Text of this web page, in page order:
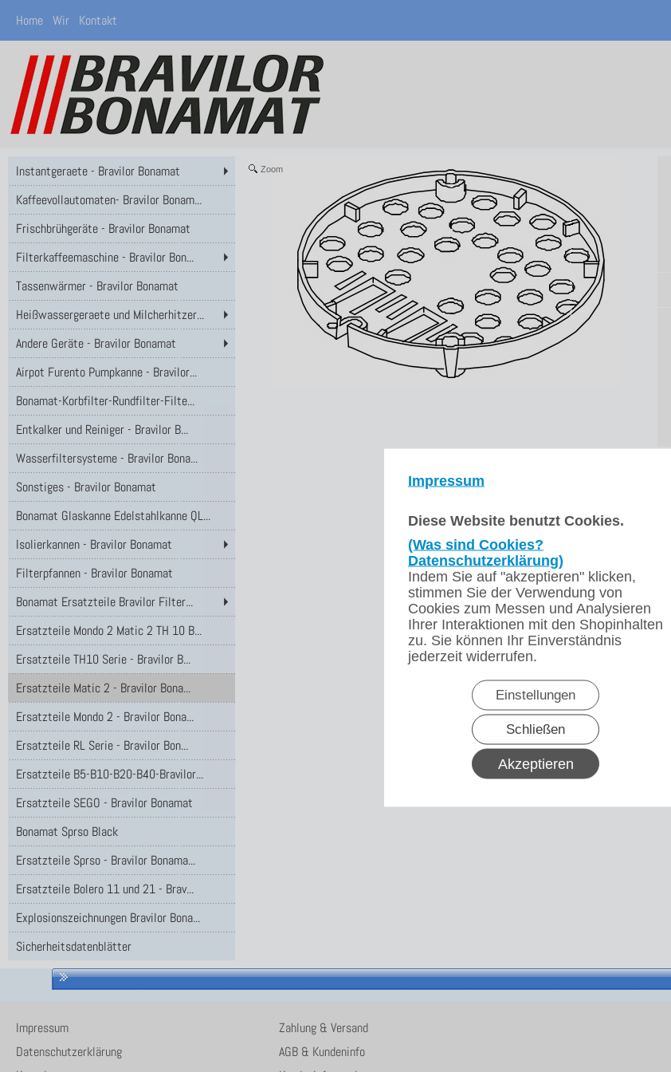
Impressum
Diese Website benutzt Cookies.
(Was sind Cookies?
Datenschutzerklärung)
Indem Sie auf "akzeptieren" klicken,
stimmen Sie der Verwendung von
Cookies zum Messen und Analysieren
Ihrer Interaktionen mit den Shopinhalten
zu. Sie können Ihr Einverständnis
jederzeit widerrufen.
Einstellungen
Schließen
Akzeptieren
Home Wir Kontakt
Instantgeraete - Bravilor Bonamat
Kaffeevollautomaten- Bravilor Bonam...
Frischbrühgeräte - Bravilor Bonamat
Filterkaffeemaschine - Bravilor Bon...
Tassenwärmer - Bravilor Bonamat
Heißwassergeraete und Milcherhitzer...
Andere Geräte - Bravilor Bonamat
Airpot Furento Pumpkanne - Bravilor...
Bonamat-Korbfilter-Rundfilter-Filte...
Entkalker und Reiniger - Bravilor B...
Wasserfiltersysteme - Bravilor Bona...
Sonstiges - Bravilor Bonamat
Bonamat Glaskanne Edelstahlkanne QL...
Isolierkannen - Bravilor Bonamat
Filterpfannen - Bravilor Bonamat
Bonamat Ersatzteile Bravilor Filter...
Ersatzteile Mondo 2 Matic 2 TH 10 B...
Ersatzteile TH10 Serie - Bravilor B...
Ersatzteile Matic 2 - Bravilor Bona...
Ersatzteile Mondo 2 - Bravilor Bona...
Ersatzteile RL Serie - Bravilor Bon...
Ersatzteile B5-B10-B20-B40-Bravilor...
Ersatzteile SEGO - Bravilor Bonamat
Bonamat Sprso Black
Ersatzteile Sprso - Bravilor Bonama...
Ersatzteile Bolero 11 und 21 - Brav...
Explosionszeichnungen Bravilor Bona...
Sicherheitsdatenblätter
Zoom
Impressum
Datenschutzerklärung
Zahlung & Versand
AGB & Kundeninfo